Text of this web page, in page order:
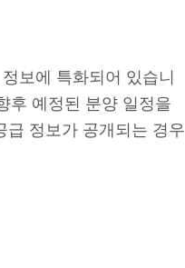
보에 특화되어 있습니
후 예정된 분양 일정을
정보가 공개되는 경우